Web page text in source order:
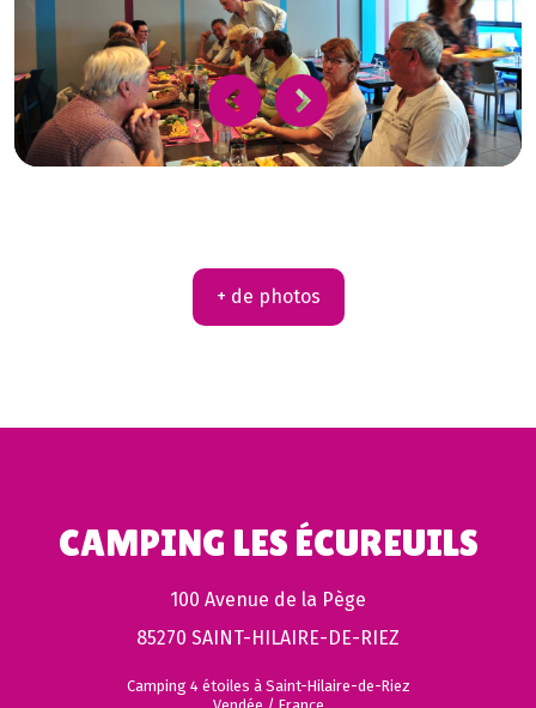
+ de photos
CAMPING LES ÉCUREUILS
100 Avenue de la Pège
85270 SAINT-HILAIRE-DE-RIEZ
Camping 4 étoiles à Saint-Hilaire-de-Riez